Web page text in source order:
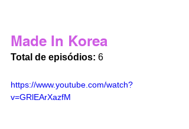
Made In Korea
Total de episódios: 6
https://www.youtube.com/watch?
v=GRlEArXazfM